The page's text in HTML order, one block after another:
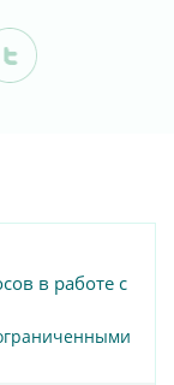
в работе с